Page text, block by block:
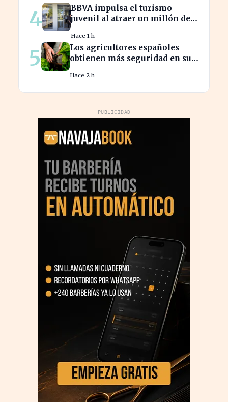
4
BBVA impulsa el turismo
juvenil al atraer un millón de
Hace 1 h
5
Los agricultores españoles
obtienen más seguridad en sus
contratos
Hace 2 h
PUBLICIDAD